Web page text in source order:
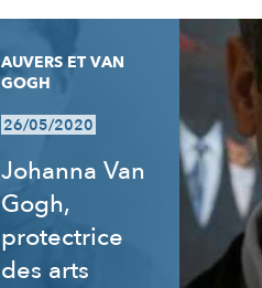
AUVERS ET VAN
GOGH
26/05/2020
Johanna Van
Gogh,
protectrice
des arts